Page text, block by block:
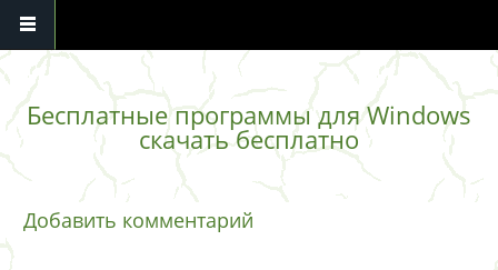
Перейти к основному содержанию
Бесплатные программы для Windows
скачать бесплатно
Добавить комментарий